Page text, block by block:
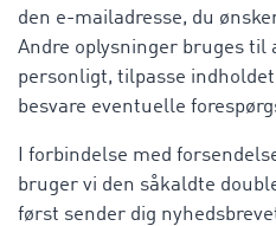
den e-mailadresse, du
Andre oplysninger bruges til
personligt, tilpasse
besvare eventuelle
I forbindelse med
bruger vi den såkaldte
først sender dig